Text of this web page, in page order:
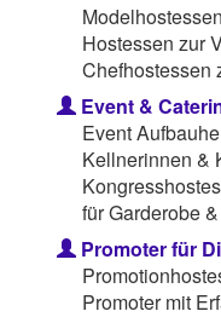
Hostessen zur
Chefhostessen
Event &
Event
Kellnerinnen &
für Garderobe
Promoter für
Promoter mit